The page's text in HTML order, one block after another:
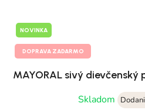
NOVINKA
DOPRAVA ZADARMO
MAYORAL sivý dievčenský
Skladom